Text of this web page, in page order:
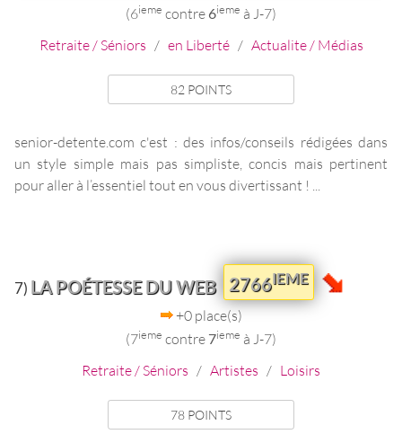
(6ieme contre 6ieme à J-7)
Retraite / Séniors / en Liberté/ Actualite / Médias
82 POINTS
senior-detente.com c'est : des infos/conseils rédigées dans
un style simple mais pas simpliste, concis mais pertinent
pour aller à l’essentiel tout en vous divertissant ! ...
7) LA POÉTESSE DU WEB 2766IEME
+0 place(s)
(7ieme contre 7ieme à J-7)
Retraite / Séniors / Artistes / Loisirs
78 POINTS